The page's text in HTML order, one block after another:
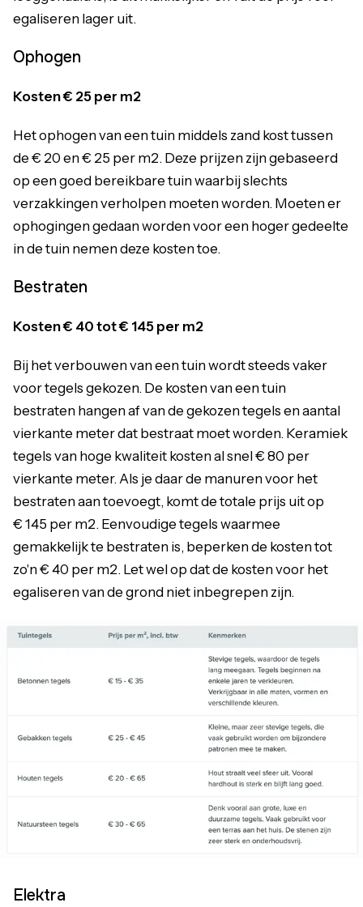
egaliseren lager uit.
Ophogen
Kosten € 25 per m2
Het ophogen van een tuin middels zand kost tussen
de € 20 en € 25 per m2. Deze prijzen zijn gebaseerd
op een goed bereikbare tuin waarbij slechts
verzakkingen verholpen moeten worden. Moeten er
ophogingen gedaan worden voor een hoger gedeelte
in de tuin nemen deze kosten toe.
Bestraten
Kosten € 40 tot € 145 per m2
Bij het verbouwen van een tuin wordt steeds vaker
voor tegels gekozen. De kosten van een tuin
bestraten hangen af van de gekozen tegels en aantal
vierkante meter dat bestraat moet worden. Keramiek
tegels van hoge kwaliteit kosten al snel € 80 per
vierkante meter. Als je daar de manuren voor het
bestraten aan toevoegt, komt de totale prijs uit op
€ 145 per m2. Eenvoudige tegels waarmee
gemakkelijk te bestraten is, beperken de kosten tot
zo'n € 40 per m2. Let wel op dat de kosten voor het
egaliseren van de grond niet inbegrepen zijn.
Elektra